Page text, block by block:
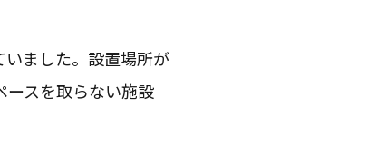
ました。設置場所が
ースを取らない施設